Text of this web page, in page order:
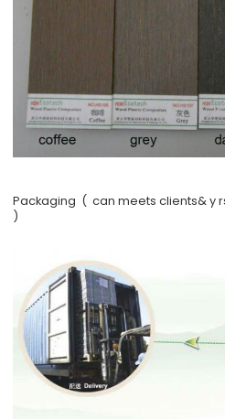
Packaging ( can meets clients& y
)